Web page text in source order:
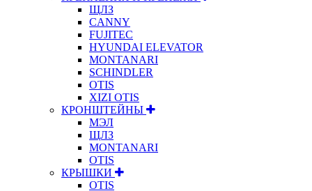
ЩЛЗ
CANNY
FUJITEC
HYUNDAI ELEVATOR
MONTANARI
SCHINDLER
OTIS
XIZI OTIS
КРОНШТЕЙНЫ
МЭЛ
ЩЛЗ
MONTANARI
OTIS
КРЫШКИ
OTIS